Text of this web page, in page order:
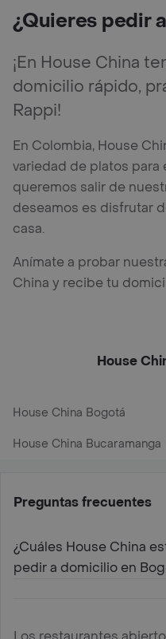
¿Quieres pedir
¡En House China
domicilio rápido,
Rappi!
En Colombia, House
variedad de platos
queremos salir de
deseamos es disfrutar
casa.
Anímate a probar
China y recibe tu
House
House China Bogotá
House China Bucaramanga
Preguntas frecuentes
¿Cuáles House China
pedir a domicilio en